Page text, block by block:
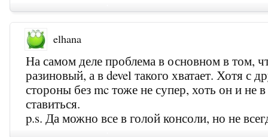
elhana
На самом деле проблема в основном в том,
разиновый, а в devel такого хватает. Хотя с
стороны без mc тоже не супер, хоть он и не
ставиться.
p.s. Да можно все в голой консоли, но не